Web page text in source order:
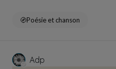
Poésie et chanson
Adp